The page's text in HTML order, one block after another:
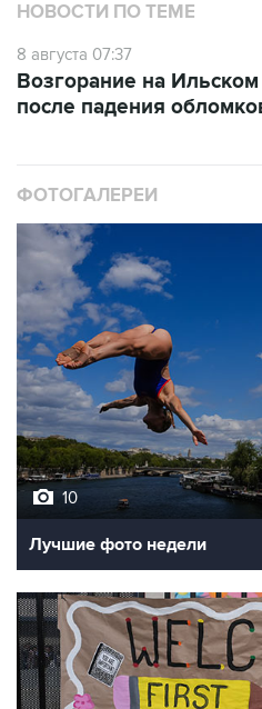
НОВОСТИ ПО ТЕМЕ
8 августа 07:37
Возгорание на
после падения
ФОТОГАЛЕРЕИ
10
Лучшие фото недели